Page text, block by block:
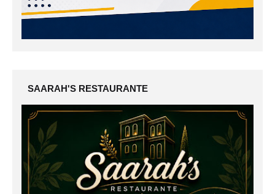
SAARAH'S RESTAURANTE